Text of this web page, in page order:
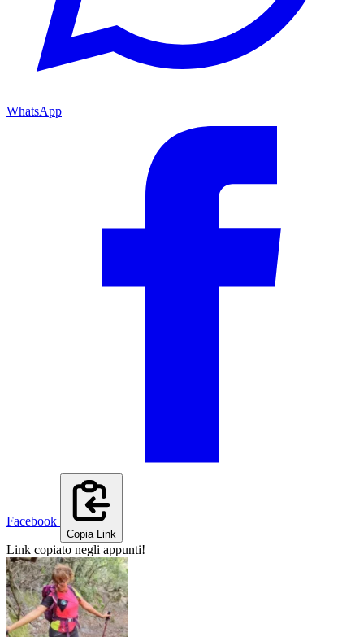
WhatsApp
Facebook
Copia Link
Link copiato negli appunti!